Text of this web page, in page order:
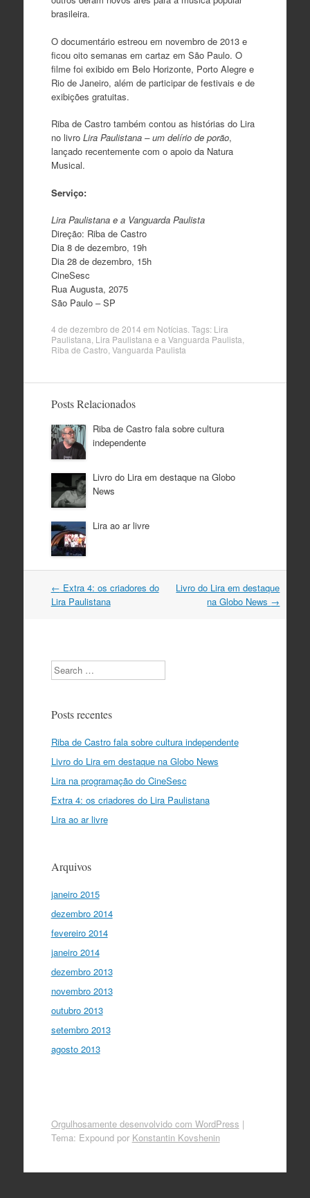
brasileira.
O documentário estreou em novembro de 2013 e
ficou oito semanas em cartaz em São Paulo. O
filme foi exibido em Belo Horizonte, Porto Alegre e
Rio de Janeiro, além de participar de festivais e de
exibições gratuitas.
Riba de Castro também contou as histórias do Lira
no livro Lira Paulistana – um delírio de porão,
lançado recentemente com o apoio da Natura
Musical.
Serviço:
Lira Paulistana e a Vanguarda Paulista
Direção: Riba de Castro
Dia 8 de dezembro, 19h
Dia 28 de dezembro, 15h
CineSesc
Rua Augusta, 2075
São Paulo – SP
4 de dezembro de 2014 em Notícias. Tags: Lira
Paulistana Lira Paulistana e a Vanguarda Paulista
Riba de Castro Vanguarda Paulista
Posts Relacionados
Riba de Castro fala sobre cultura
independente
Livro do Lira em destaque na Globo
News
Lira ao ar livre
Navegação
do
← Extra 4: os criadores do
Lira Paulistana
Livro do Lira em destaque
na Globo News →
Search
Posts recentes
Riba de Castro fala sobre cultura independente
Livro do Lira em destaque na Globo News
Lira na programação do CineSesc
Extra 4: os criadores do Lira Paulistana
Lira ao ar livre
Arquivos
janeiro 2015
dezembro 2014
fevereiro 2014
janeiro 2014
dezembro 2013
novembro 2013
outubro 2013
setembro 2013
agosto 2013
Orgulhosamente desenvolvido com WordPress |
Tema: Expound por Konstantin Kovshenin